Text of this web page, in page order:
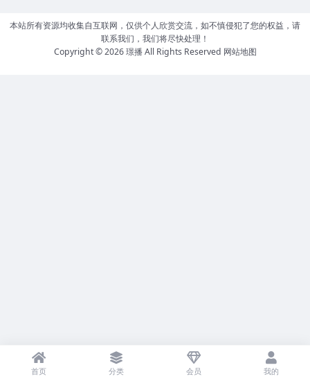
本站所有资源均收集自互联网，仅供个人欣赏交流，如不慎侵犯了您的权益，请
联系我们，我们将尽快处理！
Copyright © 2026璟播All Rights Reserved 网站地图
首页 分类 会员 我的